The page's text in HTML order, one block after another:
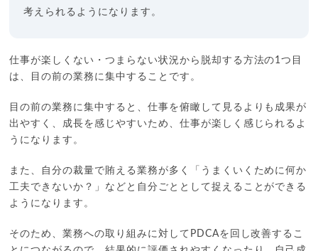
考えられるようになります。
仕事が楽しくない・つまらない状況から脱却する方法の1つ目
は、目の前の業務に集中することです。
目の前の業務に集中すると、仕事を俯瞰して見るよりも成果が
出やすく、成長を感じやすいため、仕事が楽しく感じられるよ
うになります。
また、自分の裁量で賄える業務が多く「うまくいくために何か
工夫できないか？」などと自分ごととして捉えることができる
ようになります。
そのため、業務への取り組みに対してPDCAを回し改善するこ